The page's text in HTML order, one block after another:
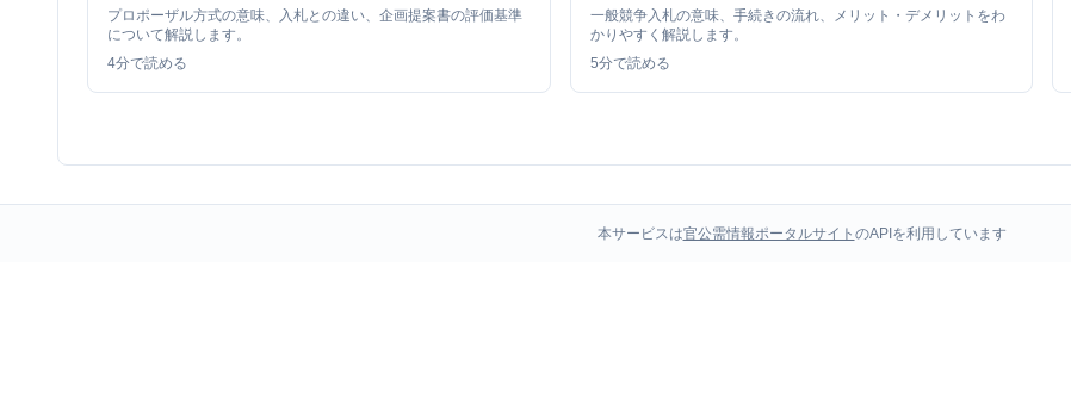
プロポーザル方式の意味、入札との違い、企画提案書の評価基準
について解説します。
4分で読める
一般競争入札の意味、手続きの流れ、メリット・デメリットをわ
かりやすく解説します。
5分で読める
本サービスは官公需情報ポータルサイト のAPIを利用しています